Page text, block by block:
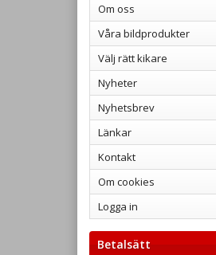
Om oss
Våra bildprodukter
Välj rätt kikare
Nyheter
Nyhetsbrev
Länkar
Kontakt
Om cookies
Logga in
Betalsätt